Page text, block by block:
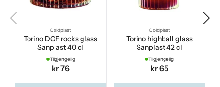
Goldplast
Torino DOF rocks glass
Sanplast 40 cl
Tilgjengelig
kr 76
Goldplast
Torino highball glass
Sanplast 42 cl
Tilgjengelig
kr 65